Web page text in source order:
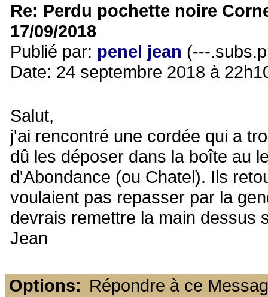
Re: Perdu pochette noire
17/09/2018
Publié par: penel jean (---
Date: 24 septembre 2018 à
Salut,
j'ai rencontré une cordée qui a
dû les déposer dans la boîte au
d'Abondance (ou Chatel). Ils
voulaient pas repasser par la
devrais remettre la main dessus
Jean
Options: Répondre à ce